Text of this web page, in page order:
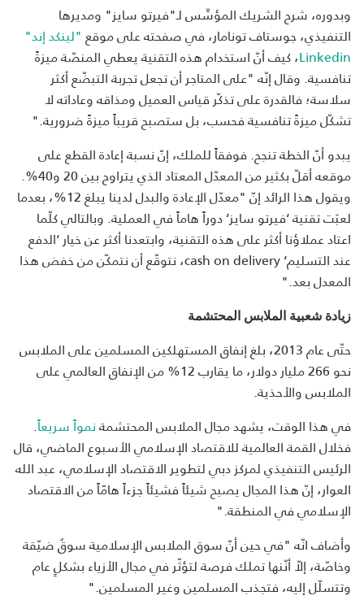
وبدوره، شرح الشريك المؤسِّس لـ"فيرتو سايز" ومديرها
التنفيذي، جوستاف تونامار، في صفحته على موقع"لينكد إند"
Linkedin، كيف أنّ استخدام هذه التقنية يعطي المنصّة ميزةً
تنافسية. وقال إنّه "على المتاجر أن تجعل تجربة التبضّع أكثر
سلاسة؛ فالقدرة على تذكّر قياس العميل ومذاقه وعاداته لا
تشكّل ميزةً تنافسية فحسب، بل ستصبح قريباً ميزةً ضرورية."
يبدو أنّ الخطة تنجح. فوفقاً للملك، إنّ نسبة إعادة القطع على
موقعه أقلّ بكثير من المعدّل المعتاد الذي يتراوح بين 20 و40%.
ويقول هذا الرائد إنّ "معدّل الإعادة والبدل لدينا يبلغ 12%، بعدما
لعبَت تقنية ‘فيرتو سايز‘ دوراً هاماً في العملية. وبالتالي كلّما
اعتاد عملاؤنا أكثر على هذه التقنية، وابتعدنا أكثر عن خيار ‘الدفع
عند التسليم‘ cash on delivery، نتوقّع أن نتمكّن من خفض هذا
المعدل بعد."
زيادة شعبية الملابس المحتشمة
حتّى عام 2013، بلغ إنفاق المستهلكين المسلمين على الملابس
نحو 266 مليار دولار، ما يقارب 12% من الإنفاق العالمي على
الملابس والأحذية.
في هذا الوقت، يشهد مجال الملابس المحتشمةنمواً سريعاً.
فخلال القمة العالمية للاقتصاد الإسلامي الأسبوع الماضي، قال
الرئيس التنفيذي لمركز دبي لتطوير الاقتصاد الإسلامي، عبد الله
العوار، إنّ هذا المجال يصبح شيئاً فشيئاً جزءاً هامّاً من الاقتصاد
الإسلامي في المنطقة."
وأضاف انّه "في حين أنّ سوق الملابس الإسلامية سوقٌ ضيّقة
وخاصّة، إلاّ أنّنها تملك فرصة لتؤثّر في مجال الأزياء بشكلٍ عام
وتتسلّل إليه، فتجذب المسلمين وغير المسلمين."